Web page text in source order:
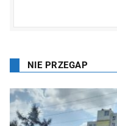
NIE PRZEGAP